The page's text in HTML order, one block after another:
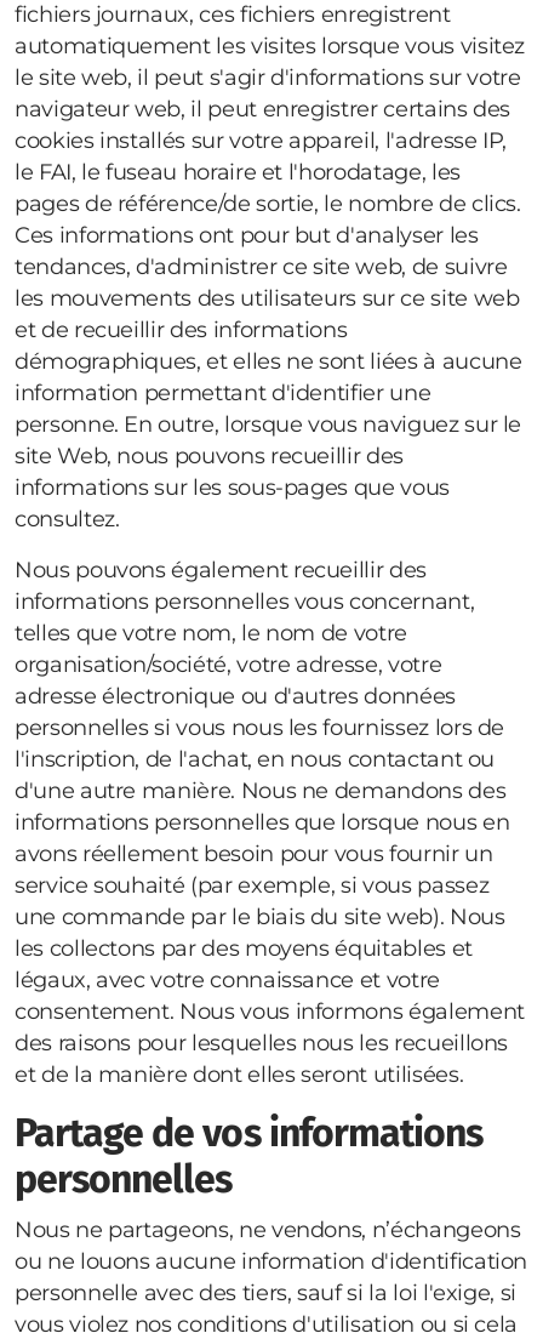
fichiers journaux, ces fichiers enregistrent
automatiquement les visites lorsque vous visitez
le site web, il peut s'agir d'informations sur votre
navigateur web, il peut enregistrer certains des
cookies installés sur votre appareil, l'adresse IP,
le FAI, le fuseau horaire et l'horodatage, les
pages de référence/de sortie, le nombre de clics.
Ces informations ont pour but d'analyser les
tendances, d'administrer ce site web, de suivre
les mouvements des utilisateurs sur ce site web
et de recueillir des informations
démographiques, et elles ne sont liées à aucune
information permettant d'identifier une
personne. En outre, lorsque vous naviguez sur le
site Web, nous pouvons recueillir des
informations sur les sous-pages que vous
consultez.
Nous pouvons également recueillir des
informations personnelles vous concernant,
telles que votre nom, le nom de votre
organisation/société, votre adresse, votre
adresse électronique ou d'autres données
personnelles si vous nous les fournissez lors de
l'inscription, de l'achat, en nous contactant ou
d'une autre manière. Nous ne demandons des
informations personnelles que lorsque nous en
avons réellement besoin pour vous fournir un
service souhaité (par exemple, si vous passez
une commande par le biais du site web). Nous
les collectons par des moyens équitables et
légaux, avec votre connaissance et votre
consentement. Nous vous informons également
des raisons pour lesquelles nous les recueillons
et de la manière dont elles seront utilisées.
Partage de vos informations
personnelles
Nous ne partageons, ne vendons, n’échangeons
ou ne louons aucune information d'identification
personnelle avec des tiers, sauf si la loi l'exige, si
vous violez nos conditions d'utilisation ou si cela